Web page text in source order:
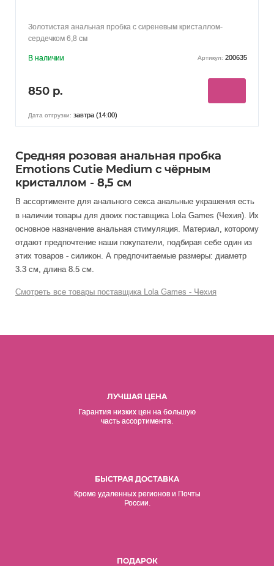
Золотистая анальная пробка с сиреневым кристаллом-
сердечком 6,8 см
В наличии Артикул: 200635
850 р.
Дата отгрузки: завтра (14:00)
Средняя розовая анальная пробка
Emotions Cutie Medium с чёрным
кристаллом - 8,5 см
В ассортименте для анального секса анальные украшения есть
в наличии товары для двоих поставщика Lola Games (Чехия). Их
основное назначение анальная стимуляция . Материал, которому
отдают предпочтение наши покупатели, подбирая себе один из
этих товаров - силикон. А предпочитаемые размеры: диаметр
3.3 см, длина 8.5 см.
Смотреть все товары поставщика Lola Games - Чехия
ЛУЧШАЯ ЦЕНА
Гарантия низких цен на большую
часть ассортимента.
БЫСТРАЯ ДОСТАВКА
Кроме удаленных регионов и Почты
России.
ПОДАРОК